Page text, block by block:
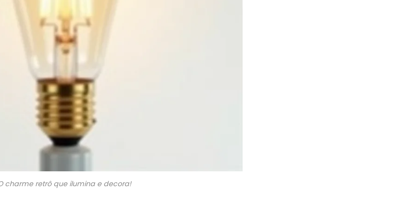
charme retrô que ilumina e decora!